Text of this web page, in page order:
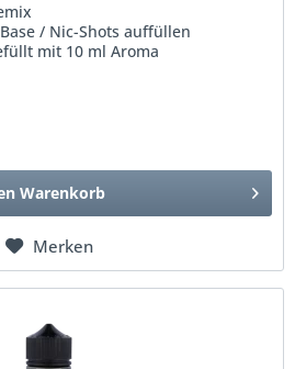
/ Nic-Shots auffüllen
mit 10 ml Aroma
Warenkorb
Merken